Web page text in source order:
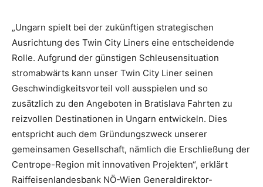
„Ungarn spielt bei der zukünftigen strategischen
Ausrichtung des Twin City Liners eine entscheidende
Rolle. Aufgrund der günstigen Schleusensituation
stromabwärts kann unser Twin City Liner seinen
Geschwindigkeitsvorteil voll ausspielen und so
zusätzlich zu den Angeboten in Bratislava Fahrten zu
reizvollen Destinationen in Ungarn entwickeln. Dies
entspricht auch dem Gründungszweck unserer
gemeinsamen Gesellschaft, nämlich die Erschließung der
Centrope-Region mit innovativen Projekten“, erklärt
Raiffeisenlandesbank NÖ-Wien Generaldirektor-